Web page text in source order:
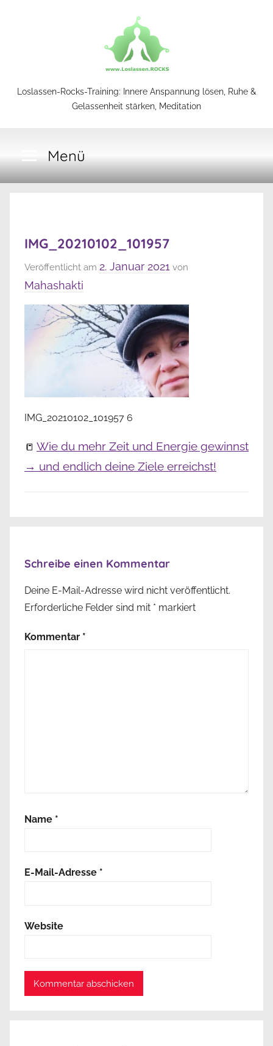
Loslassen-
Training
Loslassen-Rocks-Training: Innere Anspannung lösen, Ruhe &
Gelassenheit stärken, Meditation
Menü
IMG_20210102_101957
Veröffentlicht am 2. Januar 2021 von
Mahashakti
IMG_20210102_101957 6
📒 Wie du mehr Zeit und Energie gewinnst
→ und endlich deine Ziele erreichst!
Schreibe einen Kommentar
Deine E-Mail-Adresse wird nicht veröffentlicht.
Erforderliche Felder sind mit * markiert
Kommentar *
Name *
E-Mail-Adresse *
Website